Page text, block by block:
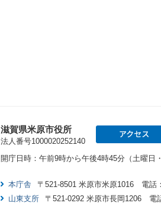
滋賀県米原市役所
法人番号1000020252140
開庁日時：午前9時から午後4時45分（土曜日
本庁舎
〒521-8501 米原市米原1016 電話
山東支所
〒521-0292 米原市長岡1206 電